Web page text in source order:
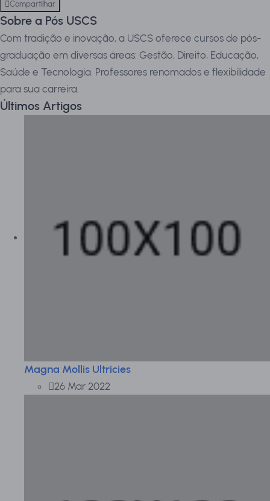
Compartilhar
Sobre a Pós USCS
Com tradição e inovação, a USCS oferece cursos de pós-
graduação em diversas áreas: Gestão, Direito, Educação,
Saúde e Tecnologia. Professores renomados e flexibilidade
para sua carreira.
Últimos Artigos
Magna Mollis Ultricies
26 Mar 2022